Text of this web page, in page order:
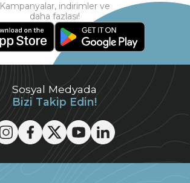
Sosyal Medyada
Bizi Takip Edin!
Kampanyalar, indirimler ve
daha fazlası!